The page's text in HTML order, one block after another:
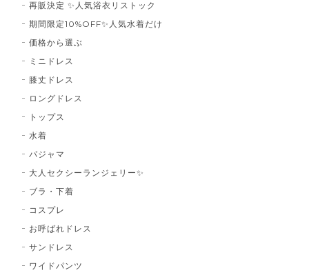
再販決定 ✨人気浴衣リストック
期間限定10%OFF✨人気水着だけ
価格から選ぶ
ミニドレス
膝丈ドレス
ロングドレス
トップス
水着
パジャマ
大人セクシーランジェリー✨
ブラ・下着
コスプレ
お呼ばれドレス
サンドレス
ワイドパンツ